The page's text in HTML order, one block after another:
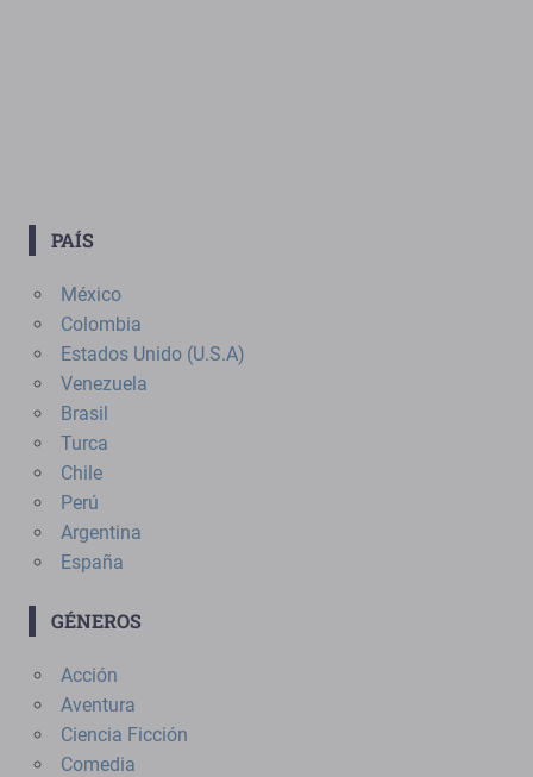
PAÍS
México
Colombia
Estados Unido (U.S.A)
Venezuela
Brasil
Turca
Chile
Perú
Argentina
España
GÉNEROS
Acción
Aventura
Ciencia Ficción
Comedia